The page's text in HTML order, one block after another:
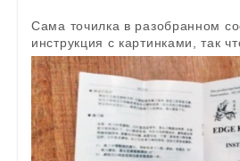
Сама точилка в разобранном
инструкция с картинками, так